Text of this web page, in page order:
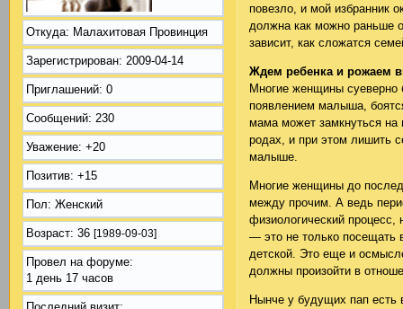
Откуда: Малахитовая Провинция
Зарегистрирован: 2009-04-14
Приглашений: 0
Сообщений: 230
Уважение: +20
Позитив: +15
Пол: Женский
Возраст: 36[1989-09-03]
Провел на форуме:
1 день 17 часов
повезло, и мой избранник
должна как можно раньше
зависит, как сложатся
Ждем ребенка и рожаем
Многие женщины суеверно
появлением малыша,
мама может замкнуться
родах, и при этом лишить
малыше.
Многие женщины до
между прочим. А ведь
физиологический
— это не только посещать
детской. Это еще и
должны произойти в
Нынче у будущих пап есть